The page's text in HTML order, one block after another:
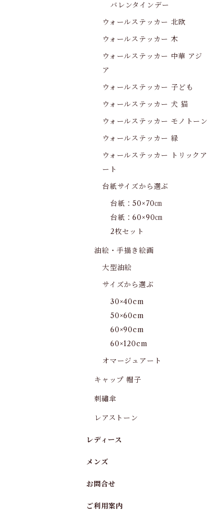
バレンタインデー
ウォールステッカー 北欧
ウォールステッカー 木
ウォールステッカー 中華 アジ
ア
ウォールステッカー 子ども
ウォールステッカー 犬 猫
ウォールステッカー モノトーン
ウォールステッカー 緑
ウォールステッカー トリックア
ート
台紙サイズから選ぶ
台紙：50×70㎝
台紙：60×90㎝
2枚セット
油絵・手描き絵画
大型油絵
サイズから選ぶ
30×40cm
50×60cm
60×90cm
60×120cm
オマージュアート
キャップ 帽子
刺繡傘
レアストーン
レディース
メンズ
お問合せ
ご利用案内